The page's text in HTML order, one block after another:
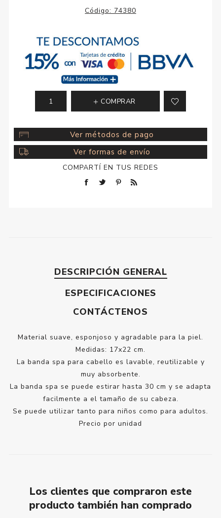
Código: 74380
COMPRAR
Ver métodos de pago
Ver formas de envío
COMPARTÍ EN TUS REDES
DESCRIPCIÓN GENERAL
ESPECIFICACIONES
CONTÁCTENOS
Material suave, esponjoso y agradable para la piel.
Medidas: 17x22 cm.
La banda spa para cabello es lavable, reutilizable y
muy absorbente.
La banda spa se puede estirar hasta 30 cm y se adapta
facilmente a el tamaño de su cabeza.
Se puede utilizar tanto para niños como para adultos.
Precio por unidad
Los clientes que compraron este
producto también han comprado